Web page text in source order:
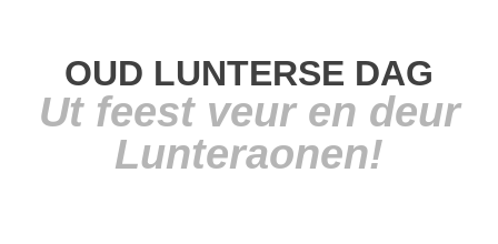
OUD LUNTERSE DAG
Ut feest veur en deur
Lunteraonen!